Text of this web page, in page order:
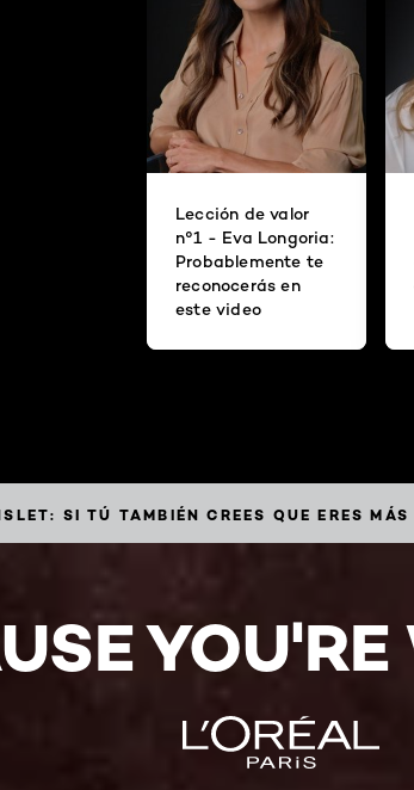
Lección de valor
n°1 - Eva Longoria:
Probablemente te
reconocerás en
este video
SI TÚ TAMBIÉN CREES QUE ERES